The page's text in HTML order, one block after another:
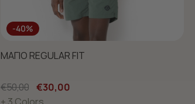
-40%
ΜΑΓΙΟ REGULAR FIT
€50,00 €30,00
+ 3 Colors